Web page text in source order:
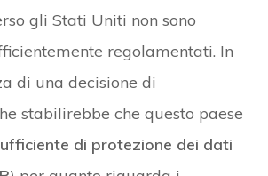
gli Stati Uniti non sono
regolamentati. In
di una decisione di
stabilirebbe che questo paese
di protezione dei dati